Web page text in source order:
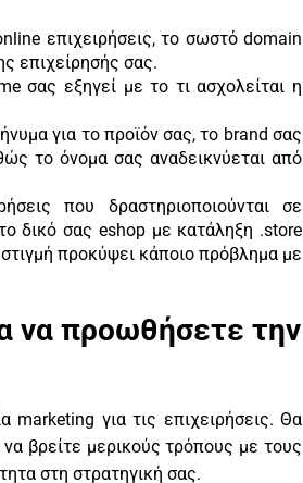
επιχειρήσεις, το σωστό domain
επιχείρησής σας.
εξηγεί με το τι ασχολείται η
για το προϊόν σας, το brand σας
το όνομα σας αναδεικνύεται από
που δραστηριοποιούνται σε
δικό σας eshop με κατάληξη .store
προκύψει κάποιο πρόβλημα με
να προωθήσετε την
για τις επιχειρήσεις. Θα
βρείτε μερικούς τρόπους με τους
στη στρατηγική σας.